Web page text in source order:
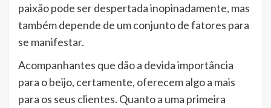
paixão pode ser despertada inopinadamente, mas
também depende de um conjunto de fatores para
se manifestar.
Acompanhantes que dão a devida importância
para o beijo, certamente, oferecem algo a mais
para os seus clientes. Quanto a uma primeira